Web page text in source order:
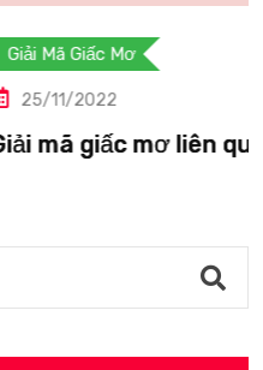
đến “Vượn”.